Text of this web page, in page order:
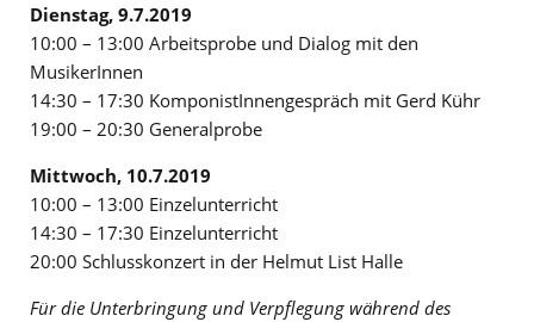
Dienstag, 9.7.2019
10:00 – 13:00 Arbeitsprobe und Dialog mit den
MusikerInnen
14:30 – 17:30 KomponistInnengespräch mit Gerd Kühr
19:00 – 20:30 Generalprobe
Mittwoch, 10.7.2019
10:00 – 13:00 Einzelunterricht
14:30 – 17:30 Einzelunterricht
20:00 Schlusskonzert in der Helmut List Halle
Für die Unterbringung und Verpflegung während des